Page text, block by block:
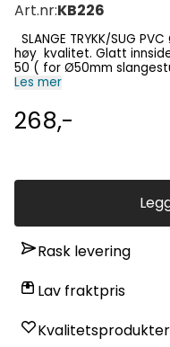
Art.nr:KB226
høy kvalitet. Glatt innside
50 ( for Ø50mm slangestuss)PN 4 Bar vakum
Les mer
268,-
Rask levering
Lav fraktpris
Kvalitetsprodukter